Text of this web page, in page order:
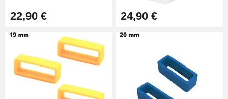
Pince Trou pour Bracelet de
Kit Horlogerie Débutant
26,90 €
22,90 € 24,90 €